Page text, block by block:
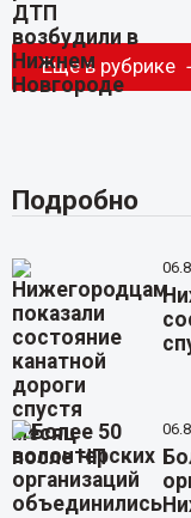
Еще в рубрике
Подробно